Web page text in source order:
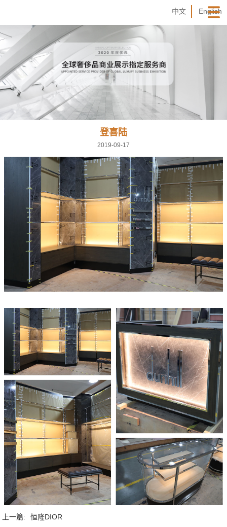
中文 English
登喜陆
2019-09-17
上一篇:
恒隆DIOR